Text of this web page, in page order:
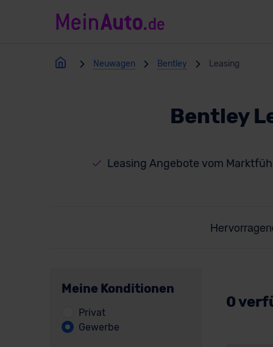
Neuwagen Bentley Leasing
Bentley
Leasing Angebote vom
Meine Konditionen
Privat
Gewerbe
0